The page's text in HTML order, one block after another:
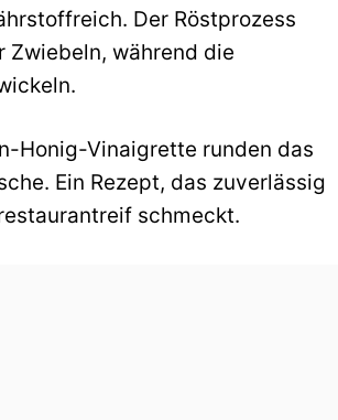
Der Röstprozess
Zwiebeln, während die
Honig-Vinaigrette runden das
Ein Rezept, das zuverlässig
schmeckt.